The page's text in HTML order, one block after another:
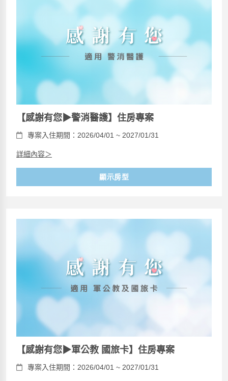
【感謝有您▶警消醫護】住房專案
專案入住期間：2026/04/01 ~ 2027/01/31
詳細內容＞
顯示房型
【感謝有您▶軍公教 國旅卡】住房專案
專案入住期間：2026/04/01 ~ 2027/01/31